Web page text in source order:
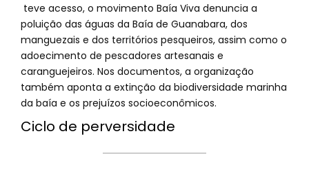
teve acesso, o movimento Baía Viva denuncia a
poluição das águas da Baía de Guanabara, dos
manguezais e dos territórios pesqueiros, assim como o
adoecimento de pescadores artesanais e
caranguejeiros. Nos documentos, a organização
também aponta a extinção da biodiversidade marinha
da baía e os prejuízos socioeconômicos.
Ciclo de perversidade